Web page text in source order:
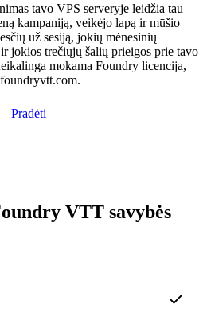
tavo VPS serveryje leidžia tau
kampaniją, veikėjo lapą ir mūšio
už sesiją, jokių mėnesinių
jokios trečiųjų šalių prieigos prie tavo
mokama Foundry licencija,
Pradėti
VTT savybės